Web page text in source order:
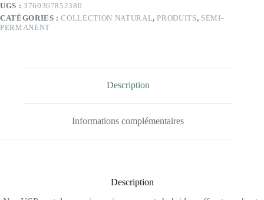
(Collection
Natural)
UGS : 3760367852380
CATÉGORIES :COLLECTION NATURAL,PRODUITS, SEMI-
PERMANENT
Description
Informations complémentaires
Description